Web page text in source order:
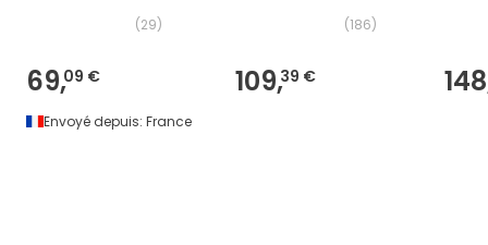
(29)
69,09 €
Envoyé depuis: France
(186)
109,39 €